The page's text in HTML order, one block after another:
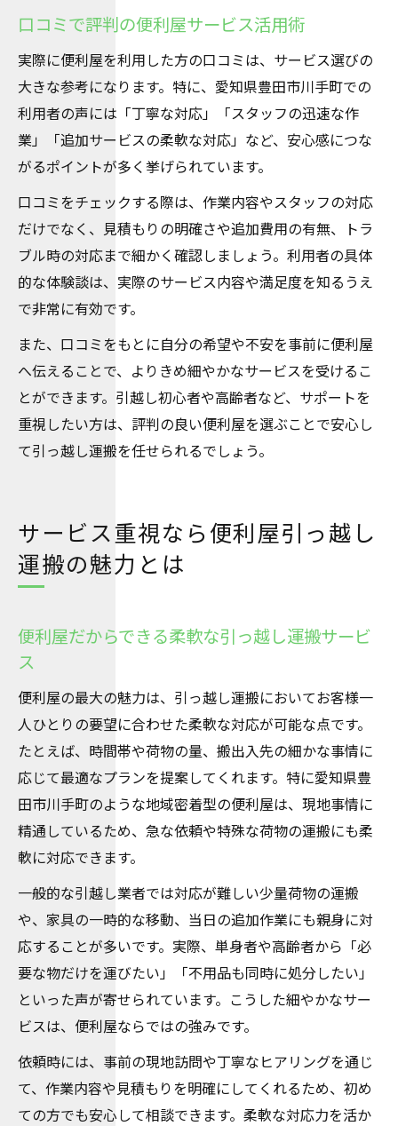
口コミで評判の便利屋サービス活用術
実際に便利屋を利用した方の口コミは、サービス選びの
大きな参考になります。特に、愛知県豊田市川手町での
利用者の声には「丁寧な対応」「スタッフの迅速な作
業」「追加サービスの柔軟な対応」など、安心感につな
がるポイントが多く挙げられています。
口コミをチェックする際は、作業内容やスタッフの対応
だけでなく、見積もりの明確さや追加費用の有無、トラ
ブル時の対応まで細かく確認しましょう。利用者の具体
的な体験談は、実際のサービス内容や満足度を知るうえ
で非常に有効です。
また、口コミをもとに自分の希望や不安を事前に便利屋
へ伝えることで、よりきめ細やかなサービスを受けるこ
とができます。引越し初心者や高齢者など、サポートを
重視したい方は、評判の良い便利屋を選ぶことで安心し
て引っ越し運搬を任せられるでしょう。
サービス重視なら便利屋引っ越し
運搬の魅力とは
便利屋だからできる柔軟な引っ越し運搬サービ
ス
便利屋の最大の魅力は、引っ越し運搬においてお客様一
人ひとりの要望に合わせた柔軟な対応が可能な点です。
たとえば、時間帯や荷物の量、搬出入先の細かな事情に
応じて最適なプランを提案してくれます。特に愛知県豊
田市川手町のような地域密着型の便利屋は、現地事情に
精通しているため、急な依頼や特殊な荷物の運搬にも柔
軟に対応できます。
一般的な引越し業者では対応が難しい少量荷物の運搬
や、家具の一時的な移動、当日の追加作業にも親身に対
応することが多いです。実際、単身者や高齢者から「必
要な物だけを運びたい」「不用品も同時に処分したい」
といった声が寄せられています。こうした細やかなサー
ビスは、便利屋ならではの強みです。
依頼時には、事前の現地訪問や丁寧なヒアリングを通じ
て、作業内容や見積もりを明確にしてくれるため、初め
ての方でも安心して相談できます。柔軟な対応力を活か